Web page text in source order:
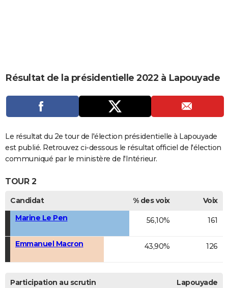
CARTE DE VOEUX
DICTIONNAIRE
Dictionnaire
Biographies
Expressions
Proverbes
PROGRAMME TV
COPAINS D'AVANT
S'inscrire
Se connecter
Lycées
Collèges
Primaires
Universités
Entreprises
Service militaire
Avis de recherche
AVIS DE DÉCÈS
FORUM
Bricolage
Culture
Television
Voyage
Résultat de la présidentielle 2022 à Lapouyade
Le résultat du 2e tour de l'élection présidentielle à Lapouyade
est publié. Retrouvez ci-dessous le résultat officiel de l'élection
communiqué par le ministère de l'Intérieur.
TOUR 2
Candidat % des voix
Voix
Marine Le Pen
56,10% 161
Emmanuel Macron 43,90% 126
Participation au scrutin Lapouyade